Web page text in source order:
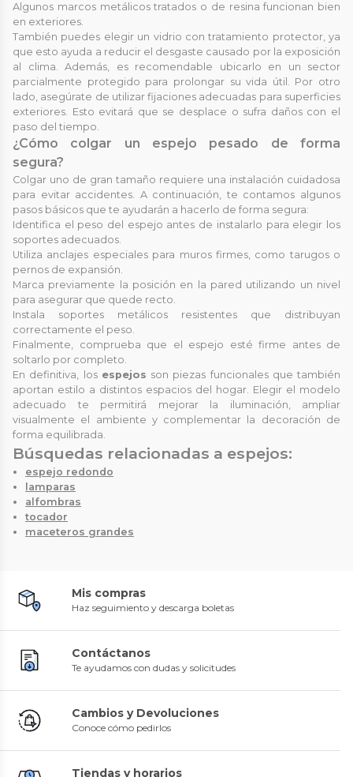
Algunos marcos metálicos tratados o de resina funcionan bien
en exteriores.
También puedes elegir un vidrio con tratamiento protector, ya
que esto ayuda a reducir el desgaste causado por la exposición
al clima. Además, es recomendable ubicarlo en un sector
parcialmente protegido para prolongar su vida útil. Por otro
lado, asegúrate de utilizar fijaciones adecuadas para superficies
exteriores. Esto evitará que se desplace o sufra daños con el
paso del tiempo.
¿Cómo colgar un espejo pesado de forma
segura?
Colgar uno de gran tamaño requiere una instalación cuidadosa
para evitar accidentes. A continuación, te contamos algunos
pasos básicos que te ayudarán a hacerlo de forma segura:
Identifica el peso del espejo antes de instalarlo para elegir los
soportes adecuados.
Utiliza anclajes especiales para muros firmes, como tarugos o
pernos de expansión.
Marca previamente la posición en la pared utilizando un nivel
para asegurar que quede recto.
Instala soportes metálicos resistentes que distribuyan
correctamente el peso.
Finalmente, comprueba que el espejo esté firme antes de
soltarlo por completo.
En definitiva, los espejos son piezas funcionales que también
aportan estilo a distintos espacios del hogar. Elegir el modelo
adecuado te permitirá mejorar la iluminación, ampliar
visualmente el ambiente y complementar la decoración de
forma equilibrada.
Búsquedas relacionadas a espejos:
espejo redondo
lamparas
alfombras
tocador
maceteros grandes
Mis compras
Haz seguimiento y descarga boletas
Contáctanos
Te ayudamos con dudas y solicitudes
Cambios y Devoluciones
Conoce cómo pedirlos
Tiendas y horarios